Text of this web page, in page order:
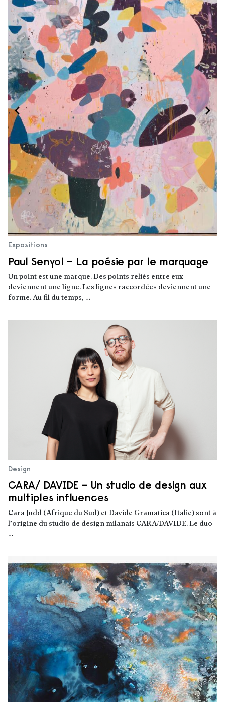
Expositions
Paul Senyol – La poésie par le marquage
Un point est une marque. Des points reliés entre eux
deviennent une ligne. Les lignes raccordées deviennent une
forme. Au fil du temps, …
Design
CARA/ DAVIDE – Un studio de design aux
multiples influences
Cara Judd (Afrique du Sud) et Davide Gramatica (Italie) sont à
l’origine du studio de design milanais CARA/DAVIDE. Le duo
…